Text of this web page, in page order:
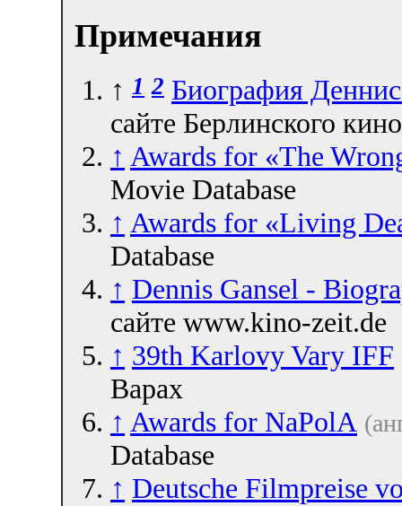
Примечания
↑ 1 2 Биография
сайте Берлинского
↑ Awards for «The
Movie Database
↑ Awards for «Living
Database
↑ Dennis Gansel -
сайте www.kino-zeit.de
↑ 39th Karlovy Vary IFF
Варах
↑ Awards for NaPolA
Database
↑ Deutsche Filmpreise